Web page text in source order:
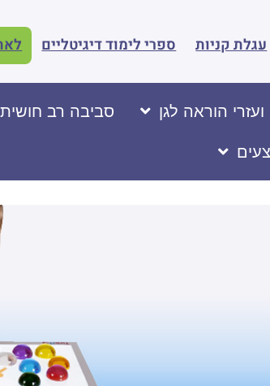
עגלת קניות ספרי לימוד דיגיטליים
הוראה לגן סביבה רב חושית